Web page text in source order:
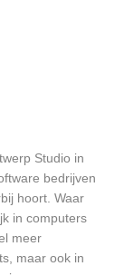
Studio in
bedrijven
hoort. Waar
in computers
meer
maar ook in